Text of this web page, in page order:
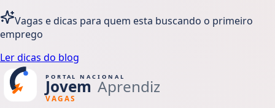
Vagas e dicas para quem esta buscando o primeiro
emprego
Ler dicas do blog